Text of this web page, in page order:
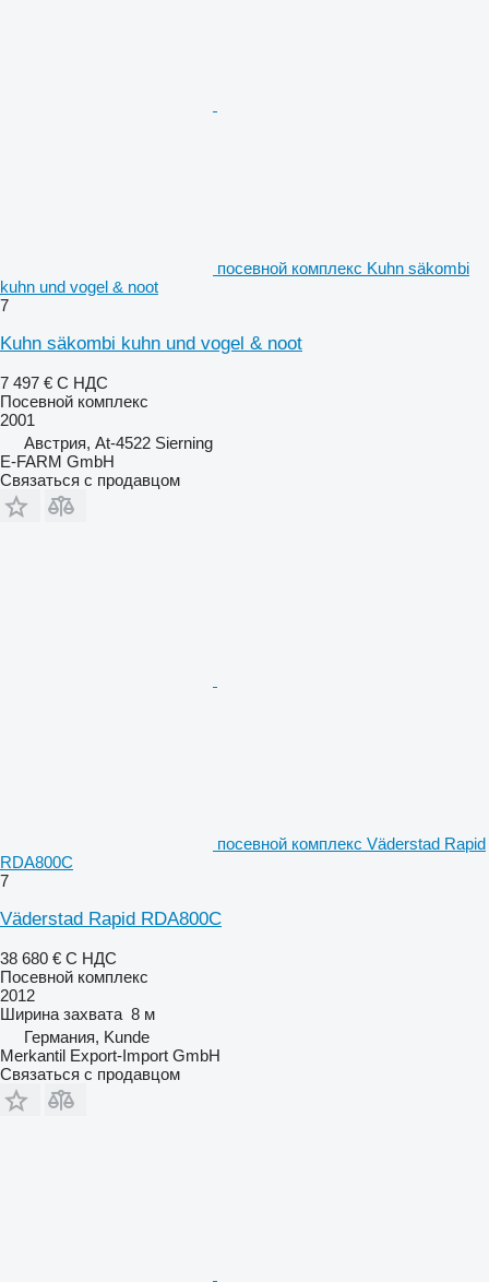
посевной комплекс Kuhn säkombi
kuhn und vogel & noot
7
Kuhn säkombi kuhn und vogel & noot
7 497 € С НДС
Посевной комплекс
2001
Австрия, At-4522 Sierning
E-FARM GmbH
Связаться с продавцом
посевной комплекс Väderstad Rapid
RDA800C
7
Väderstad Rapid RDA800C
38 680 € С НДС
Посевной комплекс
2012
Ширина захвата 8 м
Германия, Kunde
Merkantil Export-Import GmbH
Связаться с продавцом